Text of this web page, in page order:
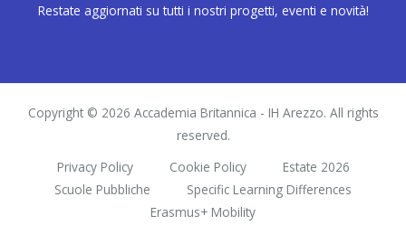
Restate aggiornati su tutti i nostri progetti, eventi e novità!
Copyright © 2026 Accademia Britannica - IH Arezzo. All rights
reserved.
Privacy Policy
Cookie Policy
Estate 2026
Scuole Pubbliche
Specific Learning Differences
Erasmus+ Mobility